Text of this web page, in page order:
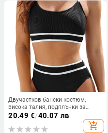
Двучастков бански костюм,
висока талия, подплънки за
бюста, без презрамки, еластичен
20.49 €/40.07 лв
add_shopping_cart